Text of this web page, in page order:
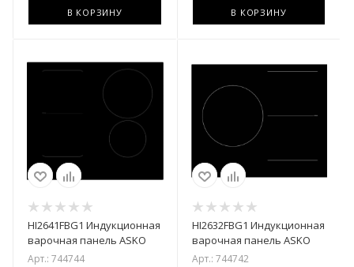
В КОРЗИНУ В КОРЗИНУ
HI2641FBG1 Индукционная
варочная панель ASKO
Арт.: 744744
HI2632FBG1 Индукционная
варочная панель ASKO
Арт.: 744742